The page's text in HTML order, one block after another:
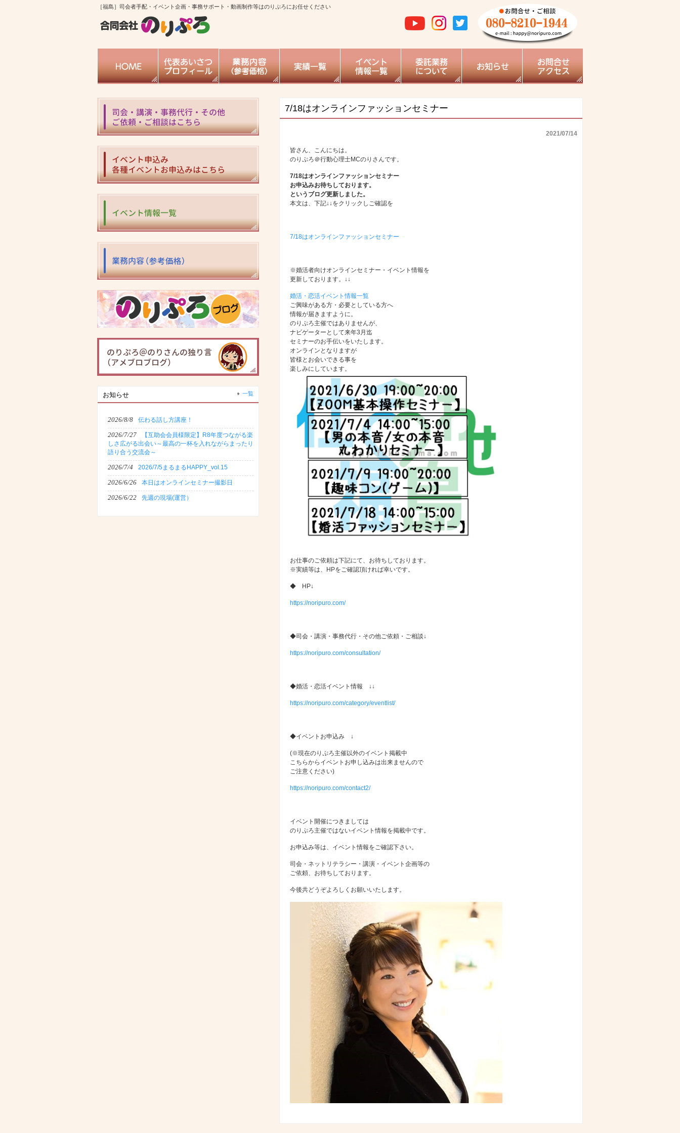
［福島］司会者手配・イベント企画・事務サポート・動画制作等はのりぷろにお任せください
7/18はオンラインファッションセミナー
2021/07/14
皆さん、こんにちは。
のりぷろ＠行動心理士MCのりさんです。
7/18はオンラインファッションセミナー
お申込みお待ちしております。
というブログ更新しました。
本文は、下記↓↓をクリックしご確認を
7/18はオンラインファッションセミナー
※婚活者向けオンラインセミナー・イベント情報を
更新しております。↓↓
婚活・恋活イベント情報一覧
ご興味がある方・必要としている方へ
情報が届きますように。
のりぷろ主催ではありませんが、
ナビゲーターとして来年3月迄
セミナーのお手伝いをいたします。
オンラインとなりますが
皆様とお会いできる事を
楽しみにしています。
お仕事のご依頼は下記にて、お待ちしております。
※実績等は、HPをご確認頂ければ幸いです。
◆ HP↓
https://noripuro.com/
◆司会・講演・事務代行・その他ご依頼・ご相談↓
https://noripuro.com/consultation/
◆婚活・恋活イベント情報 ↓↓
https://noripuro.com/category/eventlist/
◆イベントお申込み ↓
(※現在のりぷろ主催以外のイベント掲載中
こちらからイベントお申し込みは出来ませんので
ご注意ください)
https://noripuro.com/contact2/
イベント開催につきましては
のりぷろ主催ではないイベント情報を掲載中です。
お申込み等は、イベント情報をご確認下さい。
司会・ネットリテラシー・講演・イベント企画等の
ご依頼、お待ちしております。
今後共どうぞよろしくお願いいたします。
お知らせ 一覧
2026/8/8 伝わる話し方講座！
2026/7/27
【互助会会員様限定】R8年度つながる楽
しさ広がる出会い～最高の一杯を入れながらまったり
語り合う交流会～
2026/7/4 2026/7/5まるまるHAPPY_vol.15
2026/6/26 本日はオンラインセミナー撮影日
2026/6/22 先週の現場(運営）